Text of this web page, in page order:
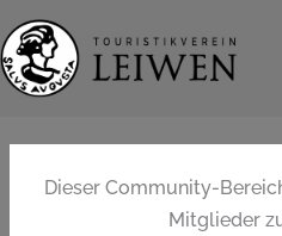
Zum
Inhalt
springen
Dieser Community-
Mitglieder